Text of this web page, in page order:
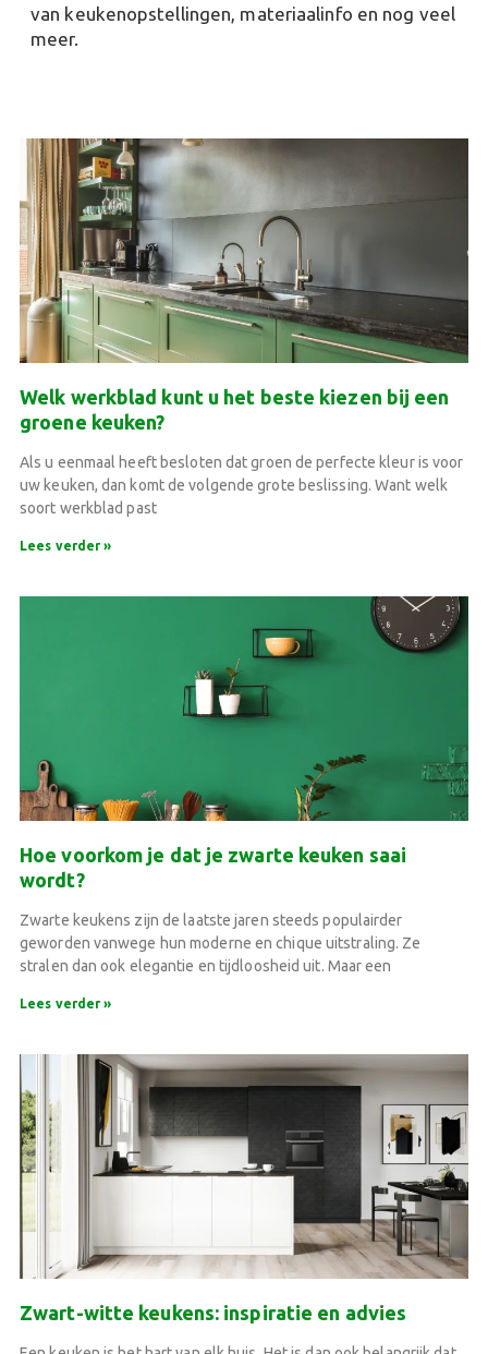
van keukenopstellingen, materiaalinfo en nog veel
meer.
Welk werkblad kunt u het beste kiezen bij een
groene keuken?
Als u eenmaal heeft besloten dat groen de perfecte kleur is voor
uw keuken, dan komt de volgende grote beslissing. Want welk
soort werkblad past
Lees verder »
Hoe voorkom je dat je zwarte keuken saai
wordt?
Zwarte keukens zijn de laatste jaren steeds populairder
geworden vanwege hun moderne en chique uitstraling. Ze
stralen dan ook elegantie en tijdloosheid uit. Maar een
Lees verder »
Zwart-witte keukens: inspiratie en advies